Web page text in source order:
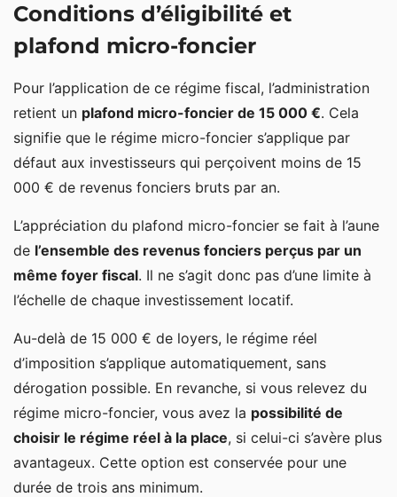
Conditions d’éligibilité et
plafond micro-foncier
Pour l’application de ce régime fiscal, l’administration
retient un plafond micro-foncier de 15 000 €. Cela
signifie que le régime micro-foncier s’applique par
défaut aux investisseurs qui perçoivent moins de 15
000 € de revenus fonciers bruts par an.
L’appréciation du plafond micro-foncier se fait à l’aune
de l’ensemble des revenus fonciers perçus par un
même foyer fiscal. Il ne s’agit donc pas d’une limite à
l’échelle de chaque investissement locatif.
Au-delà de 15 000 € de loyers, le régime réel
d’imposition s’applique automatiquement, sans
dérogation possible. En revanche, si vous relevez du
régime micro-foncier, vous avez la possibilité de
choisir le régime réel à la place, si celui-ci s’avère plus
avantageux. Cette option est conservée pour une
durée de trois ans minimum.